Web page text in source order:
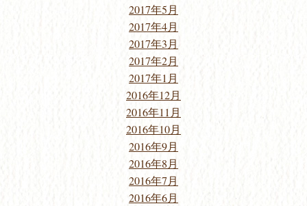
2017年5月
2017年4月
2017年3月
2017年2月
2017年1月
2016年12月
2016年11月
2016年10月
2016年9月
2016年8月
2016年7月
2016年6月